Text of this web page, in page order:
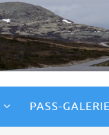
PASS-GALERIE